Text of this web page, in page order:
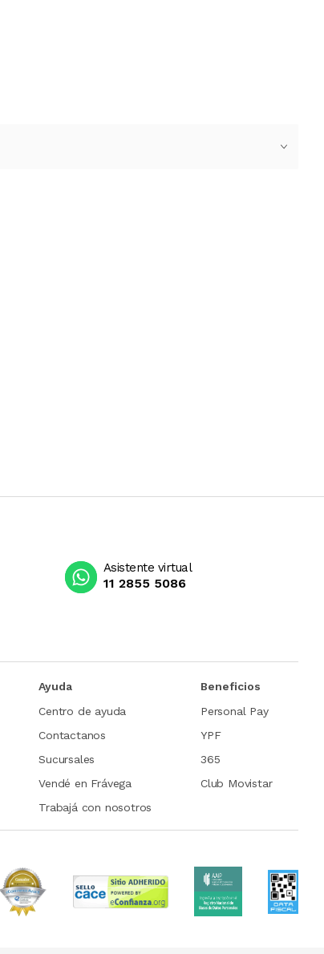
Asistente virtual
11 2855 5086
Ayuda
Centro de ayuda
Contactanos
Sucursales
Vendé en Frávega
Trabajá con nosotros
Beneficios
Personal Pay
YPF
365
Club Movistar